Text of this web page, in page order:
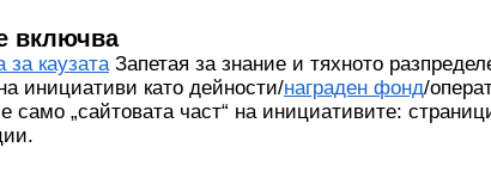
включва
за каузатаЗапетая за знание и тяхното
инициативи като дейности/награден фонд/
само „сайтовата част“ на инициативите: